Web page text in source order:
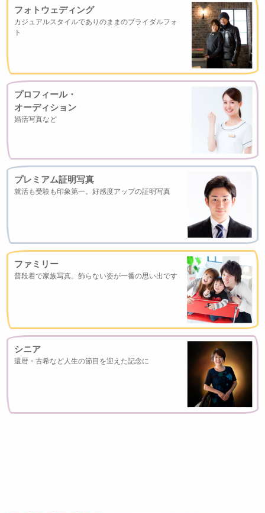
フォトウェディング
カジュアルスタイルでありのままのブライダルフォ
ト
プロフィール・
オーディション
婚活写真など
プレミアム証明写真
就活も受験も印象第一。好感度アップの証明写真
ファミリー
普段着で家族写真。飾らない姿が一番の思い出です
シニア
還暦・古希など人生の節目を迎えた記念に